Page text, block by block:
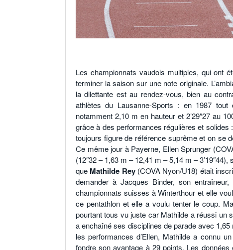
Les championnats vaudois multiples, qui ont
terminer la saison sur une note originale.
la dilettante est au rendez-vous, bien au
athlètes du Lausanne-Sports : en 1987 tout
notamment 2,10 m en hauteur et 2’29″27 au
grâce à des performances régulières et solides
toujours figure de référence suprême et on se
Ce même jour à Payerne, Ellen Sprunger
(12″32 – 1,63 m – 12,41 m – 5,14 m –
que Mathilde Rey(COVA Nyon/U18) était
demander à Jacques Binder, son
championnats suisses à Winterthour et elle
ce pentathlon et elle a voulu tenter le coup.
pourtant tous vu juste car Mathilde a réussi un
a enchaîné ses disciplines de parade avec
les performances d’Ellen, Mathilde a connu
fondre son avantage à 29 points. Les